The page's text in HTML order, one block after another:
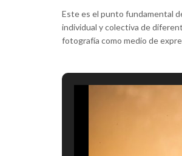
Este es el punto fundamental
individual y colectiva de
fotografía como medio de